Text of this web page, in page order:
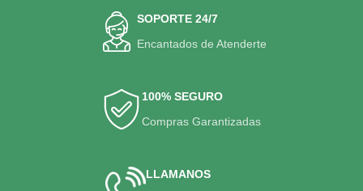
SOPORTE 24/7
Encantados de Atenderte
100% SEGURO
Compras Garantizadas
LLAMANOS